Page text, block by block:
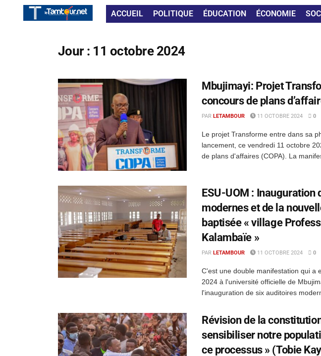
ACCUEIL POLITIQUE ÉDUCATION ÉCONOMIE
Jour : 11 octobre 2024
Mbujimayi: Projet
concours de plans
PAR LETAMBOUR 11 OCTOBRE 2024 0
Le projet Transforme entre dans sa
lancement, ce vendredi 11 octobre
de plans d'affaires (COPA). La
ESU-UOM : Inauguration
modernes et de la
baptisée « village
Kalambaïe »
PAR LETAMBOUR 11 OCTOBRE 2024 0
C'est une double manifestation qui a
2024 à l'université officielle de
l'inauguration de six auditoires
Révision de la
sensibiliser notre
ce processus » (Tobie